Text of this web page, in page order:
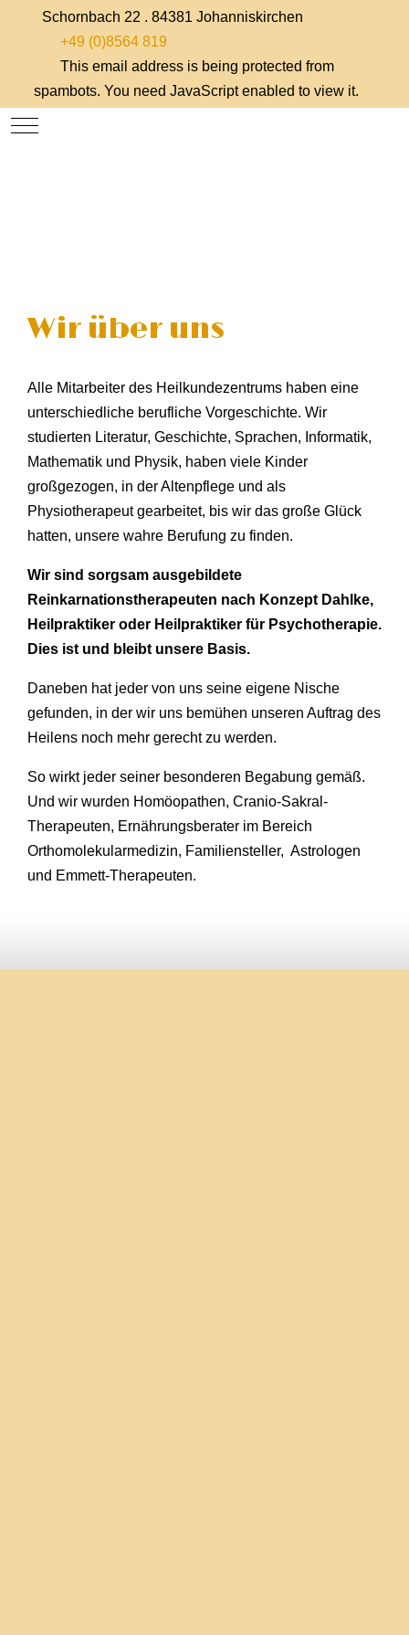
Schornbach 22 . 84381 Johanniskirchen
+49 (0)8564 819
This email address is being protected from
spambots. You need JavaScript enabled to view it.
Mobile Menu Toggle
Wir über uns
Alle Mitarbeiter des Heilkundezentrums haben eine
unterschiedliche berufliche Vorgeschichte. Wir
studierten Literatur, Geschichte, Sprachen, Informatik,
Mathematik und Physik, haben viele Kinder
großgezogen, in der Altenpflege und als
Physiotherapeut gearbeitet, bis wir das große Glück
hatten, unsere wahre Berufung zu finden.
Wir sind sorgsam ausgebildete
Reinkarnationstherapeuten nach Konzept Dahlke,
Heilpraktiker oder Heilpraktiker für Psychotherapie.
Dies ist und bleibt unsere Basis.
Daneben hat jeder von uns seine eigene Nische
gefunden, in der wir uns bemühen unseren Auftrag des
Heilens noch mehr gerecht zu werden.
So wirkt jeder seiner besonderen Begabung gemäß.
Und wir wurden Homöopathen, Cranio-Sakral-
Therapeuten, Ernährungsberater im Bereich
Orthomolekularmedizin, Familiensteller, Astrologen
und Emmett-Therapeuten.